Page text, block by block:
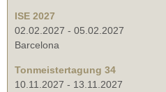
ISE 2027
02.02.2027 - 05.02.2027
Barcelona
Tonmeistertagung 34
10.11.2027 - 13.11.2027